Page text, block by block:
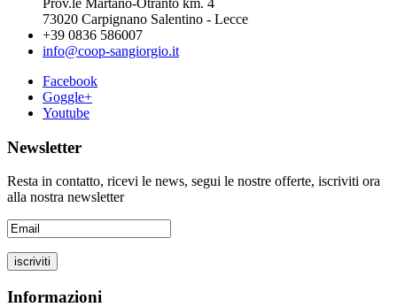
73020 Carpignano Salentino - Lecce
+39 0836 586007
info@coop-sangiorgio.it
Facebook
Goggle+
Youtube
Newsletter
Resta in contatto, ricevi le news, segui le nostre offerte, iscriviti ora
alla nostra newsletter
Informazioni